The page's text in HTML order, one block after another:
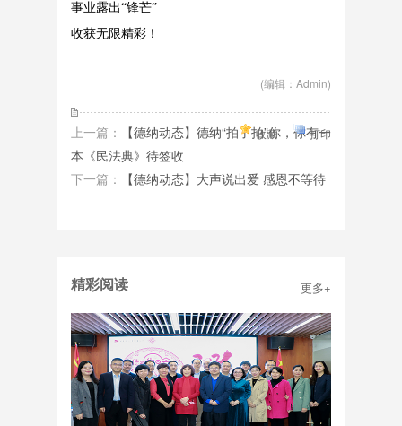
事业露出“锋芒”
收获无限精彩！
(编辑：Admin)
上一篇：
【德纳动态】德纳“拍了拍”你，你有一
本《民法典》待签收
下一篇：
【德纳动态】大声说出爱 感恩不等待
收藏 打印
精彩阅读 更多+